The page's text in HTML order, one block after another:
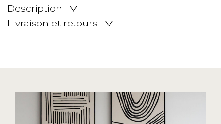
Description
Livraison et retours